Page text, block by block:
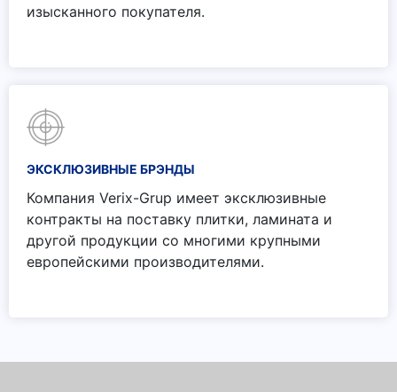
изысканного покупателя.
ЭКСКЛЮЗИВНЫЕ БРЭНДЫ
Компания Verix-Grup имеет эксклюзивные
контракты на поставку плитки, ламината и
другой продукции со многими крупными
европейскими производителями.